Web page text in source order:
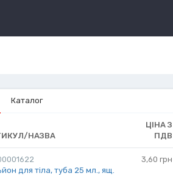
Каталог
НАЗВА
ЦІНА З
ПДВ
для тіла, туба 25 мл., ящ.
3,60 грн